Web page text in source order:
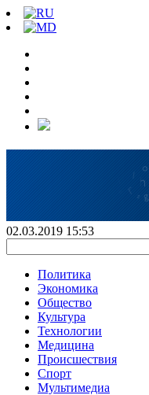
02.03.2019 15:53
Политика
Экономика
Общество
Культура
Технологии
Медицина
Происшествия
Спорт
Мультимедиа